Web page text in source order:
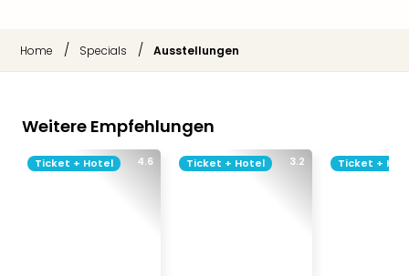
Home / Specials / Ausstellungen
Weitere Empfehlungen
4.6
Ticket + Hotel 3.2
Ticket + Hotel Ticket +